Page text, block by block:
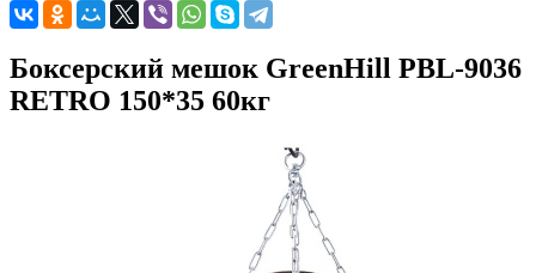
Боксерский мешок GreenHill PBL-9036
RETRO 150*35 60кг